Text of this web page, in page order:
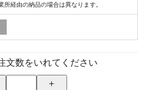
経由の納品の場合は異なります。
文数をいれてください